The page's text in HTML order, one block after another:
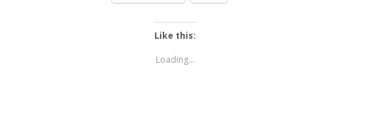
Like this:
Loading...